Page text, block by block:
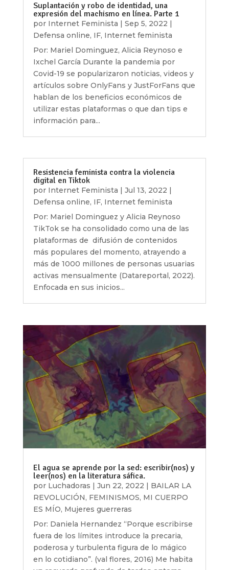
Suplantación y robo de identidad, una
expresión del machismo en línea. Parte 1
por Internet Feminista | Sep 5, 2022 |
Defensa online, IF, Internet feminista
Por: Mariel Dominguez, Alicia Reynoso e
Ixchel García Durante la pandemia por
Covid-19 se popularizaron noticias, videos y
artículos sobre OnlyFans y JustForFans que
hablan de los beneficios económicos de
utilizar estas plataformas o que dan tips e
información para...
Resistencia feminista contra la violencia
digital en Tiktok
por Internet Feminista Jul 13, 2022
Defensa online, IF, Internet feminista
Por: Mariel Dominguez y Alicia Reynoso
TikTok se ha consolidado como una de las
plataformas de difusión de contenidos
más populares del momento, atrayendo a
más de 1000 millones de personas usuarias
activas mensualmente (Datareportal, 2022).
Enfocada en sus inicios...
El agua se aprende por la sed: escribir(nos) y
leer(nos) en la literatura sáfica.
por Luchadoras | Jun 22, 2022 | BAILAR LA
REVOLUCIÓN, FEMINISMOS, MI CUERPO
ES MÍO, Mujeres guerreras
Por: Daniela Hernandez “Porque escribirse
fuera de los límites introduce la precaria,
poderosa y turbulenta figura de lo mágico
en lo cotidiano”. (val flores, 2016) Me habita